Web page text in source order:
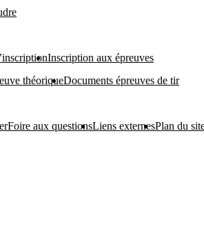
Inscription aux épreuves
théoriqueDocuments épreuves de tir
Foire aux questionsLiens externesPlan du